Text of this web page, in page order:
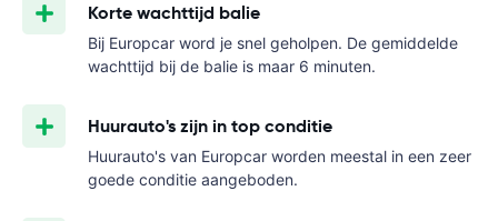
Korte wachttijd balie
Bij Europcar word je snel geholpen. De gemiddelde
wachttijd bij de balie is maar 6 minuten.
Huurauto's zijn in top conditie
Huurauto's van Europcar worden meestal in een zeer
goede conditie aangeboden.